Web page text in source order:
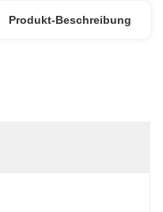
Produkt-Beschreibung